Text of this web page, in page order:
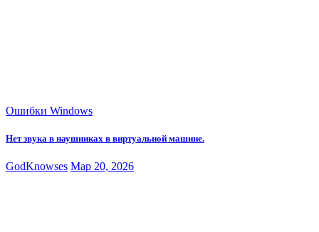
Ошибки Windows
Нет звука в наушниках в виртуальной машине.
GodKnowses Мар 20, 2026